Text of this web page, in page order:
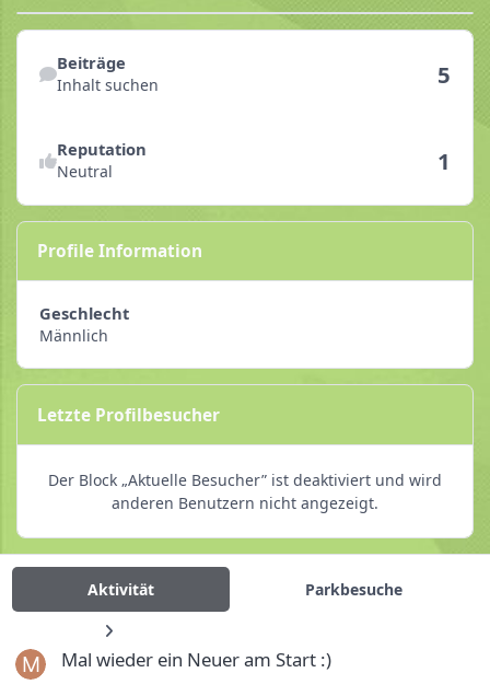
Inhalt suchen
Beiträge
Inhalt suchen 5
Reputation
Neutral 1
Profile Information
Geschlecht
Männlich
Letzte Profilbesucher
Der Block „Aktuelle Besucher” ist deaktiviert und wird
anderen Benutzern nicht angezeigt.
Aktivität Parkbesuche
Mal wieder ein Neuer am Start :)
Mal wieder ein Neuer am Start :)